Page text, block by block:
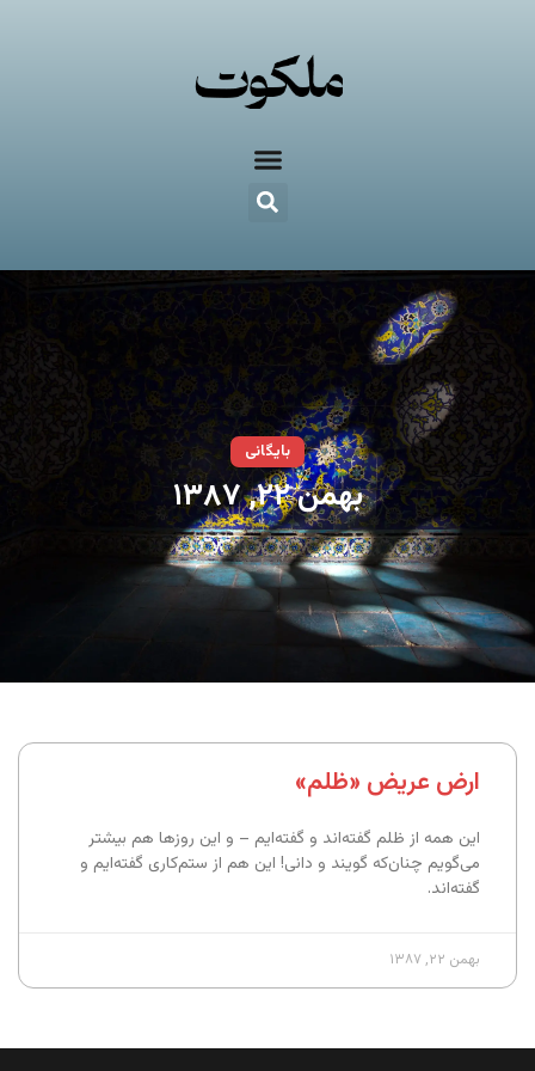
بایگانی
بهمن ۲۲, ۱۳۸۷
ارض عریض «ظلم»
این همه از ظلم گفته‌اند و گفته‌ایم – و این روزها هم بیشتر
می‌گویم چنان‌که گویند و دانی! این هم از ستم‌کاری گفته‌ایم و
گفته‌اند.
بهمن ۲۲, ۱۳۸۷